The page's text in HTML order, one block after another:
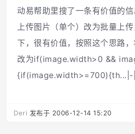
动易帮助里搜了一条有价值的
上传图片（单个）改为批量上
下，很有价值，按照这个思路
改为if(image.width>0 &&
{if(image.width>=700){th...|-
Deri 发布于 2006-12-14 15:20